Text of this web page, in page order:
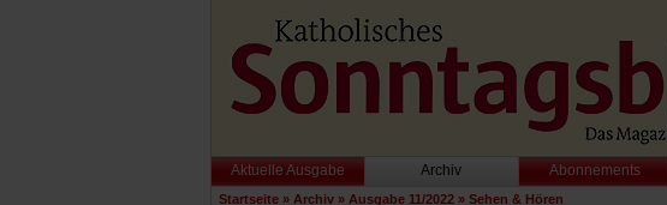
Aktuelle Ausgabe Archiv Abonnements
Startseite» Archiv» Ausgabe 11/2022» Sehen & Hören